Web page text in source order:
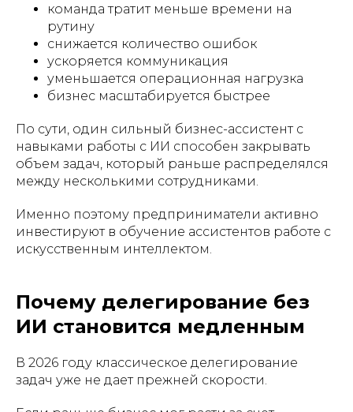
команда тратит меньше времени на
рутину
снижается количество ошибок
ускоряется коммуникация
уменьшается операционная нагрузка
бизнес масштабируется быстрее
По сути, один сильный бизнес-ассистент с
навыками работы с ИИ способен закрывать
объем задач, который раньше распределялся
между несколькими сотрудниками.
Именно поэтому предприниматели активно
инвестируют в обучение ассистентов работе с
искусственным интеллектом.
Почему делегирование без
ИИ становится медленным
В 2026 году классическое делегирование
задач уже не дает прежней скорости.